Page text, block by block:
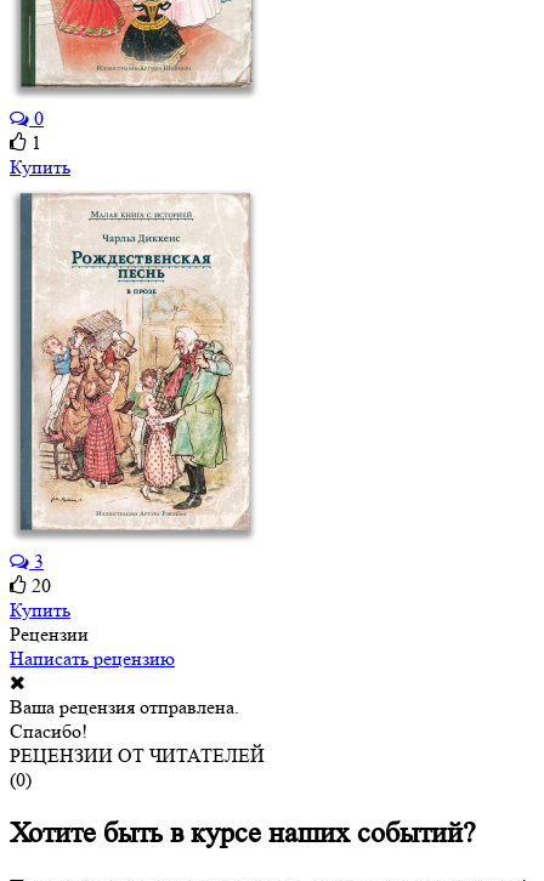
0
1
Купить
3
20
Купить
Рецензии
Написать рецензию
Ваша рецензия отправлена.
Спасибо!
РЕЦЕНЗИИ ОТ ЧИТАТЕЛЕЙ
(0)
Хотите быть в курсе наших событий?